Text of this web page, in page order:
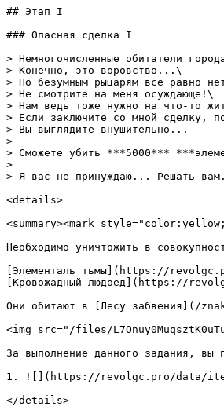
## Этап I
### Опасная сделка I
> Немногочисленные обитатели
> Конечно, это воровство...\
> Но безумным рыцарям все равно
> Не смотрите на меня осуждающе!\
> Нам ведь тоже нужно на что-то
> Если заключите со мной сделку,
> Вы выглядите внушительно...
>
> Сможете убить ***5000***
>
> Я вас не принуждаю... Решать
<details>
<summary><mark
Необходимо уничтожить в
[Элементаль тьмы](https://
[Кровожадный людоед](https://
Они обитают в [Лесу забвения](/
<img src="/files/
За выполнение данного задания, вы
1. ![](https://revolgc.pro/data/items/
</details>